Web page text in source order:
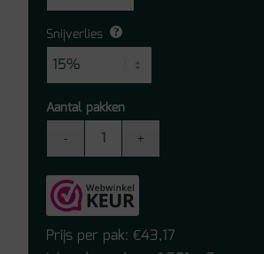
Snijverlies
Aantal pakken
Step
laminaat
visgraat
Prijs per pak:€43,17